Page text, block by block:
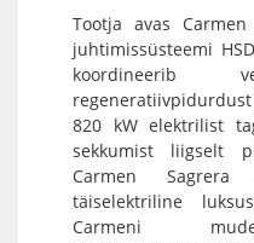
Tootja avas
juhtimissüsteemi
koordineerib
820 kW elektrilist
sekkumist liigselt
Carmen
täiselektriline
Carmeni